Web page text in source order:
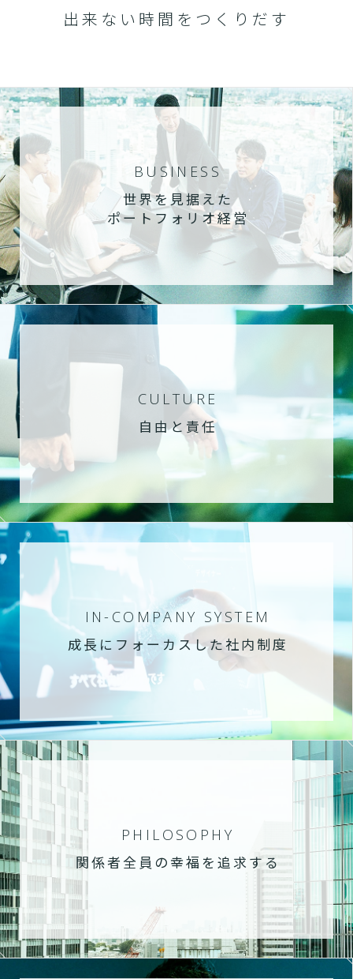
出来ない時間をつくりだす
BUSINESS
世界を見据えた
ポートフォリオ経営
CULTURE
自由と責任
IN-COMPANY SYSTEM
成長にフォーカスした社内制度
PHILOSOPHY
関係者全員の幸福を追求する